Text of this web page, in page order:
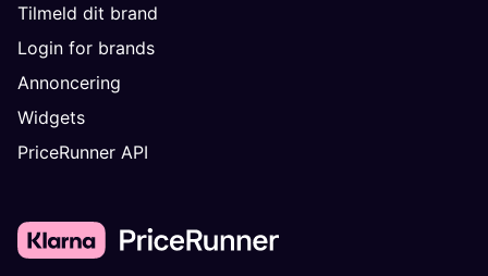
Tilmeld dit brand
Login for brands
Annoncering
Widgets
PriceRunner API